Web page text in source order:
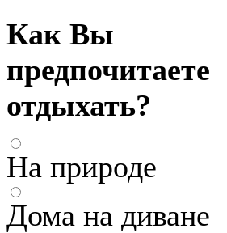
Как Вы
предпочитаете
отдыхать?
На природе
Дома на диване